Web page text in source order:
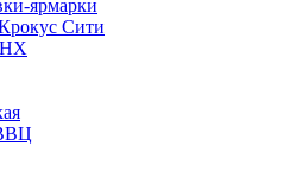
ярмарки
Сити